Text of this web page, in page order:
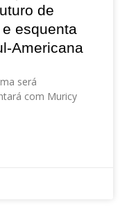
de
esquenta
Americana
será
com Muricy